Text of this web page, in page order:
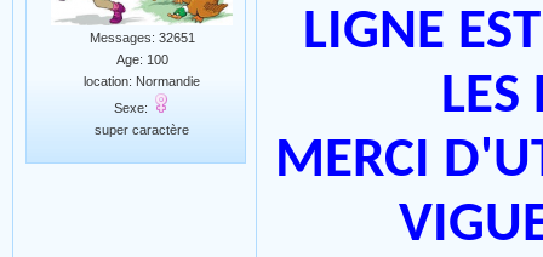
Messages: 32651
Age: 100
location: Normandie
Sexe:
super caractère
LIGNE
LES
MERCI